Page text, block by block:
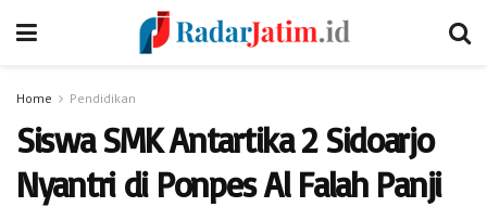
Home Pendidikan
Siswa SMK Antartika 2 Sidoarjo
Nyantri di Ponpes Al Falah Panji